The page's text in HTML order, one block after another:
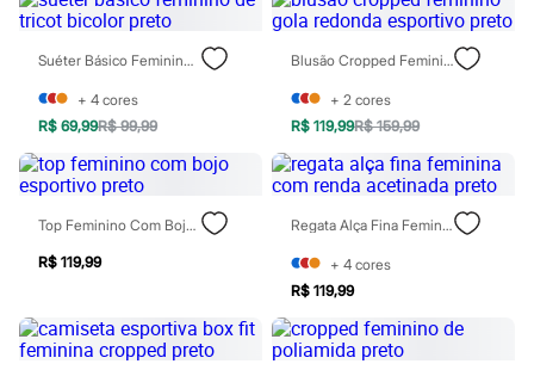
Chinelos
Sapatos
Sandálias e Papetes
Moda esportiva
Acessórios
Bermudas
Camisetas
Calças
Calçados
Regatas
Moda íntima
Cuecas
Pijamas
Moda praia
Personagens
Suéter Básico Feminino De Tricot Bicolor Preto
+ 4 cores
R$ 69,99R$ 99,99
Blusão Cropped Feminino Gola Redonda Esportivo Preto
+ 2 cores
R$ 119,99R$ 159,99
Top Feminino Com Bojo Esportivo Preto
R$ 119,99
Regata Alça Fina Feminina Com Renda Acetinada Preto
+ 4 cores
R$ 119,99